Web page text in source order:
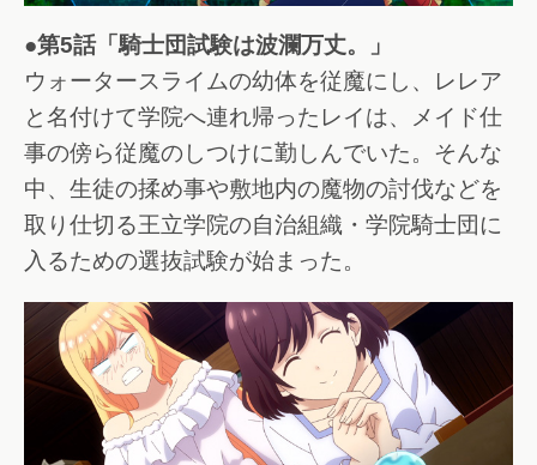
●第5話「騎士団試験は波瀾万丈。」
ウォータースライムの幼体を従魔にし、レレア
と名付けて学院へ連れ帰ったレイは、メイド仕
事の傍ら従魔のしつけに勤しんでいた。そんな
中、生徒の揉め事や敷地内の魔物の討伐などを
取り仕切る王立学院の自治組織・学院騎士団に
入るための選抜試験が始まった。